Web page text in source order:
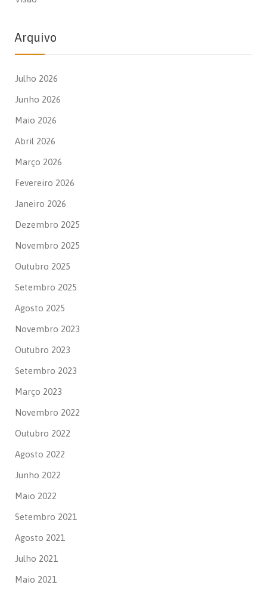
Arquivo
Julho 2026
Junho 2026
Maio 2026
Abril 2026
Março 2026
Fevereiro 2026
Janeiro 2026
Dezembro 2025
Novembro 2025
Outubro 2025
Setembro 2025
Agosto 2025
Novembro 2023
Outubro 2023
Setembro 2023
Março 2023
Novembro 2022
Outubro 2022
Agosto 2022
Junho 2022
Maio 2022
Setembro 2021
Agosto 2021
Julho 2021
Maio 2021